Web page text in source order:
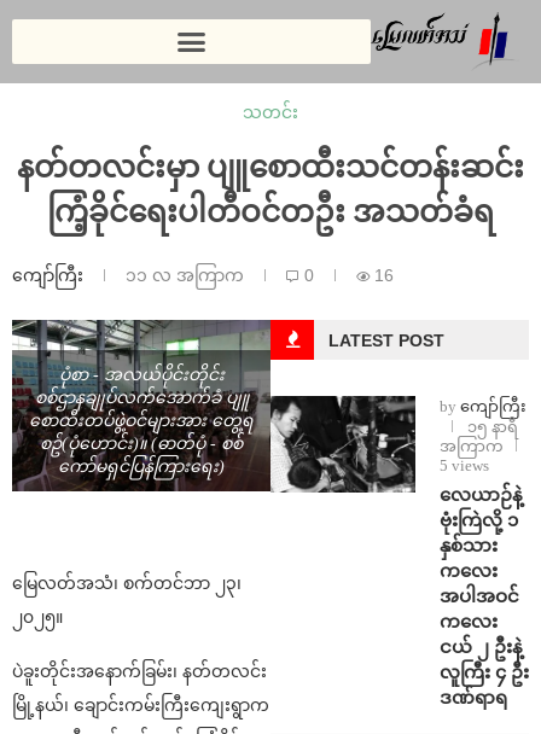
သတင်း
နတ်တလင်းမှာ ပျူစောထီးသင်တန်းဆင်း
ကြံ့ခိုင်ရေးပါတီဝင်တဦး အသတ်ခံရ
ကျော်ကြီး ၁၁ လ အကြာက 0 16
ပုံစာ - အလယ်ပိုင်းတိုင်း
စစ်ဌာနချုပ်လက်အောက်ခံ ပျူ
စောထီးတပ်ဖွဲ့ဝင်များအား တွေ့ရ
စဥ်(ပုံဟောင်း)။ (ဓာတ်ပုံ - စစ်
ကော်မရှင်ပြန်ကြားရေး)
မြေလတ်အသံ၊ စက်တင်ဘာ ၂၃၊
၂၀၂၅။
ပဲခူးတိုင်းအနောက်ခြမ်း၊ နတ်တလင်း
မြို့နယ်၊ ချောင်းကမ်းကြီးကျေးရွာက
LATEST POST
by ကျော်ကြီး
၁၅ နာရီ
အကြာက
5 views
⁨လေယာဉ်နဲ့
ဗုံးကြဲလို့ ၁
နှစ်သား
ကလေး
အပါအဝင်
ကလေး
ငယ် ၂ ဦးနဲ့
လူကြီး ၄ ဦး
ဒဏ်ရာရ